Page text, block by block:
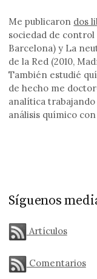
Me publicaron dos
sociedad de control
Barcelona) y La
de la Red (2010,
También estudié
de hecho me
analítica
análisis químico con
Síguenos
Artículos
Comentarios